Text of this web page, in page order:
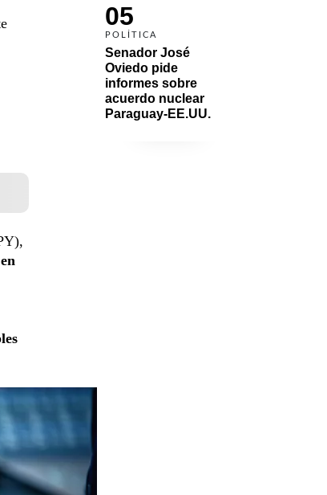
05
POLÍTICA
Senador José
Oviedo pide
informes sobre
acuerdo nuclear
Paraguay-EE.UU.